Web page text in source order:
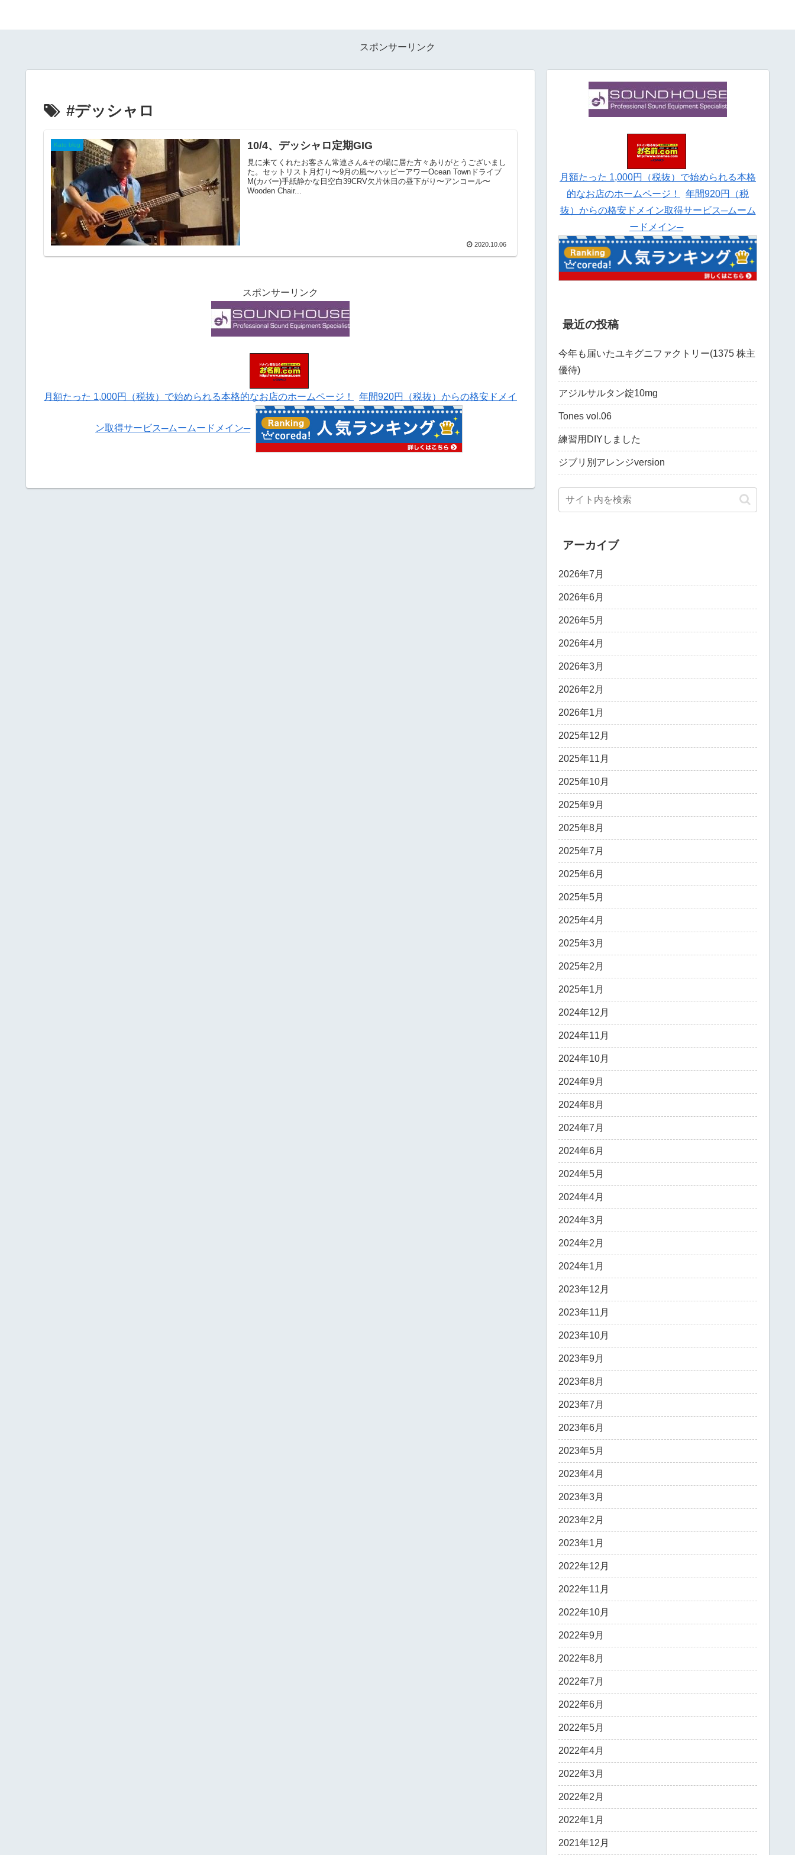
スポンサーリンク
#デッシャロ
Kato blog 10/4、デッシャロ定期GIG
見に来てくれたお客さん常連さん&その場に居た方々ありがとうございまし
た。セットリスト月灯り〜9月の風〜ハッピーアワーOcean Townドライブ
M(カバー)手紙静かな日空白39CRV欠片休日の昼下がり〜アンコール〜
Wooden Chair...
2020.10.06
スポンサーリンク
月額たった 1,000円（税抜）で始められる本格的なお店のホームページ！ 年間920円（税抜）からの格安ドメイ
ン取得サービス─ムームードメイン─
月額たった 1,000円（税抜）で始められる本格
的なお店のホームページ！
年間920円（税
抜）からの格安ドメイン取得サービス─ムーム
ードメイン─
最近の投稿
今年も届いたユキグニファクトリー(1375 株主
優待)
アジルサルタン錠10mg
Tones vol.06
練習用DIYしました
ジブリ別アレンジversion
アーカイブ
2026年7月
2026年6月
2026年5月
2026年4月
2026年3月
2026年2月
2026年1月
2025年12月
2025年11月
2025年10月
2025年9月
2025年8月
2025年7月
2025年6月
2025年5月
2025年4月
2025年3月
2025年2月
2025年1月
2024年12月
2024年11月
2024年10月
2024年9月
2024年8月
2024年7月
2024年6月
2024年5月
2024年4月
2024年3月
2024年2月
2024年1月
2023年12月
2023年11月
2023年10月
2023年9月
2023年8月
2023年7月
2023年6月
2023年5月
2023年4月
2023年3月
2023年2月
2023年1月
2022年12月
2022年11月
2022年10月
2022年9月
2022年8月
2022年7月
2022年6月
2022年5月
2022年4月
2022年3月
2022年2月
2022年1月
2021年12月